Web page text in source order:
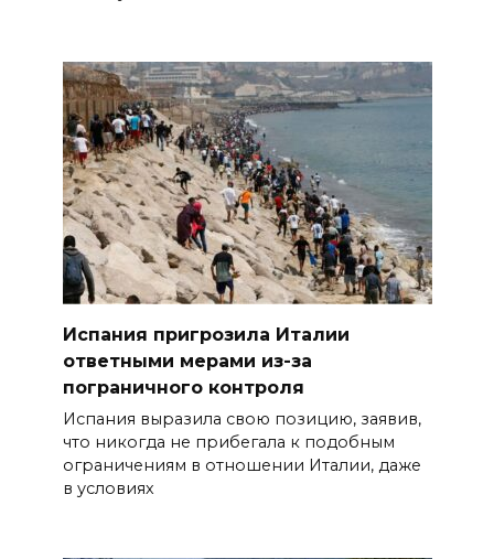
Испания пригрозила Италии
ответными мерами из-за
пограничного контроля
Испания выразила свою позицию, заявив,
что никогда не прибегала к подобным
ограничениям в отношении Италии, даже
в условиях